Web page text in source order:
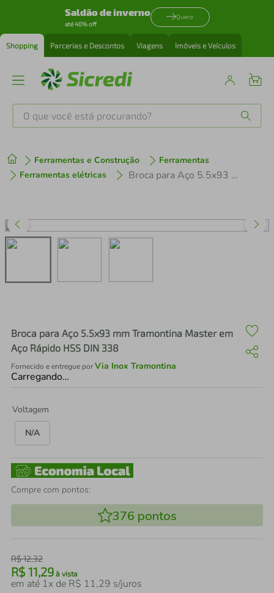
Saldão de inverno
até 40% off
Quero
Shopping Parcerias e Descontos Viagens Imóveis e Veículos
O que você está procurando?
Ferramentas e Construção
Ferramentas
Ferramentas elétricas
Broca para Aço 5.5x93 mm Tramontina Master em Aço Rápido HSS DIN 338
Broca para Aço 5.5x93 mm Tramontina Master em
Aço Rápido HSS DIN 338
Fornecido e entregue porVia Inox Tramontina
Carregando…
Voltagem
N/A
Compre com pontos:
376 pontos
R$12,32
R$ 11,29 à vista
em até 1x de R$ 11,29 s/juros
1º tenis
3º perfume